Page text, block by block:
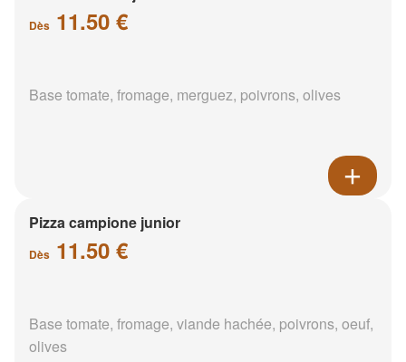
Dès 11.50 €
Base tomate, fromage, merguez, poivrons, olives
Pizza campione junior
Dès 11.50 €
Base tomate, fromage, viande hachée, poivrons, oeuf,
olives